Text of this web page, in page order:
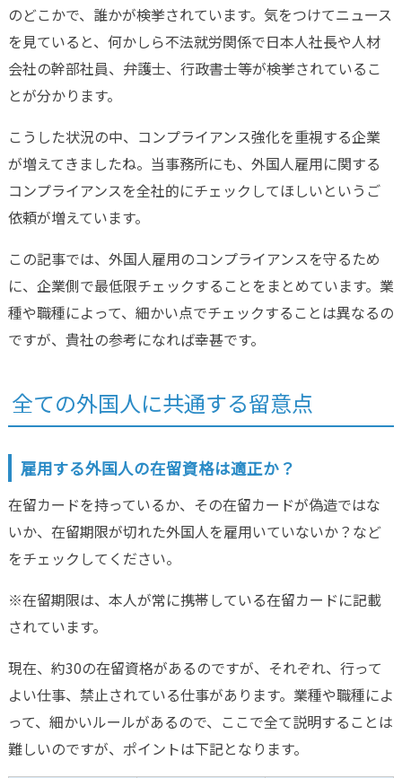
のどこかで、誰かが検挙されています。気をつけてニュース
を見ていると、何かしら不法就労関係で日本人社長や人材
会社の幹部社員、弁護士、行政書士等が検挙されているこ
とが分かります。
こうした状況の中、コンプライアンス強化を重視する企業
が増えてきましたね。当事務所にも、外国人雇用に関する
コンプライアンスを全社的にチェックしてほしいというご
依頼が増えています。
この記事では、外国人雇用のコンプライアンスを守るため
に、企業側で最低限チェックすることをまとめています。業
種や職種によって、細かい点でチェックすることは異なるの
ですが、貴社の参考になれば幸甚です。
全ての外国人に共通する留意点
雇用する外国人の在留資格は適正か？
在留カードを持っているか、その在留カードが偽造ではな
いか、在留期限が切れた外国人を雇用いていないか？など
をチェックしてください。
※在留期限は、本人が常に携帯している在留カードに記載
されています。
現在、約30の在留資格があるのですが、それぞれ、行って
よい仕事、禁止されている仕事があります。業種や職種によ
って、細かいルールがあるので、ここで全て説明することは
難しいのですが、ポイントは下記となります。